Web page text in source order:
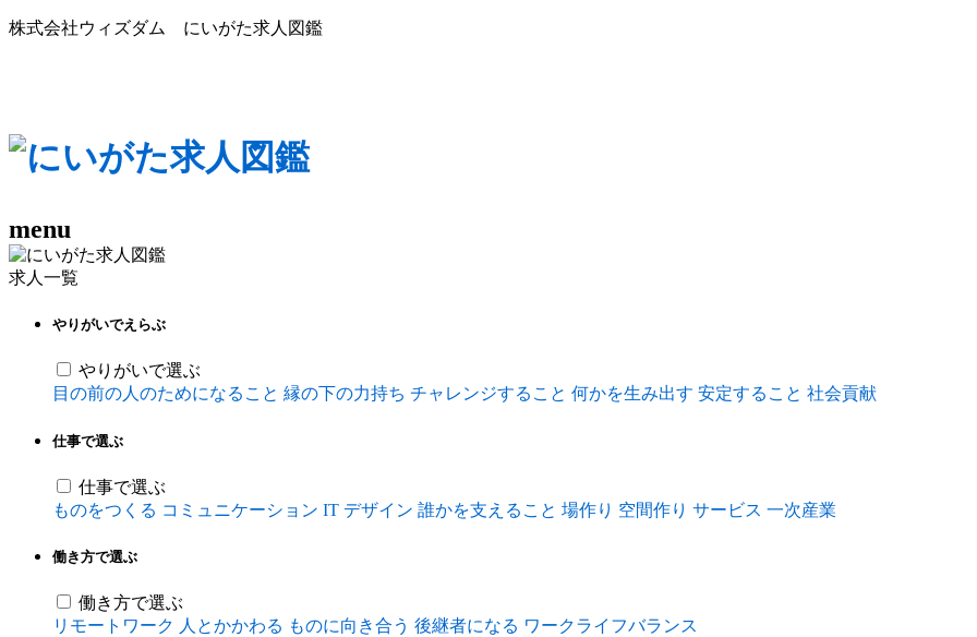
株式会社ウィズダム にいがた求人図鑑
menu
求人一覧
やりがいでえらぶ
やりがいで選ぶ
目の前の人のためになること 縁の下の力持ち チャレンジすること 何かを生み出す 安定すること 社会貢献
仕事で選ぶ
仕事で選ぶ
ものをつくる コミュニケーション IT デザイン 誰かを支えること 場作り 空間作り サービス 一次産業
働き方で選ぶ
働き方で選ぶ
リモートワーク 人とかかわる ものに向き合う 後継者になる ワークライフバランス